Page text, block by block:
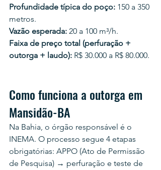
Profundidade típica do poço: 150 a 350
metros.
Vazão esperada: 20 a 100 m³/h.
Faixa de preço total (perfuração +
outorga + laudo): R$ 30.000 a R$ 80.000.
Como funciona a outorga em
Mansidão-BA
Na Bahia, o órgão responsável é o
INEMA. O processo segue 4 etapas
obrigatórias: APPO (Ato de Permissão
de Pesquisa) → perfuração e teste de